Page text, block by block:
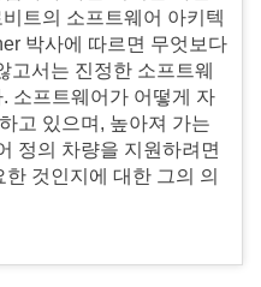
트의 소프트웨어 아키텍
박사에 따르면 무엇보다
고서는 진정한 소프트웨
소프트웨어가 어떻게 자
고 있으며, 높아져 가는
정의 차량을 지원하려면
것인지에 대한 그의 의